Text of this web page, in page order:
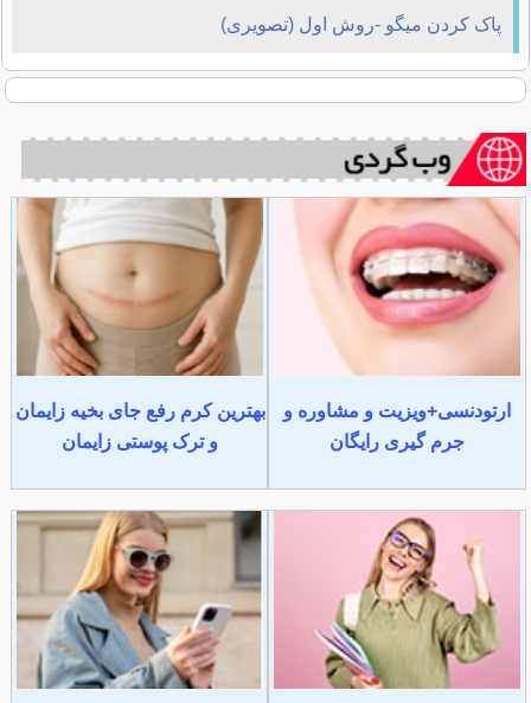
پاک کردن میگو -روش اول (تصویری)
ارتودنسی+ویزیت و مشاوره و
جرم گیری رایگان
بهترین کرم رفع جای بخیه زایمان
و ترک پوستی زایمان